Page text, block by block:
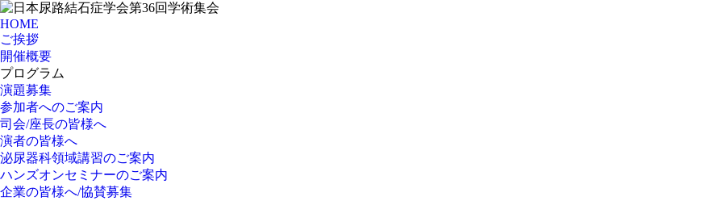
HOME
ご挨拶
開催概要
プログラム
演題募集
参加者へのご案内
司会/座長の皆様へ
演者の皆様へ
泌尿器科領域講習のご案内
ハンズオンセミナーのご案内
企業の皆様へ/協賛募集